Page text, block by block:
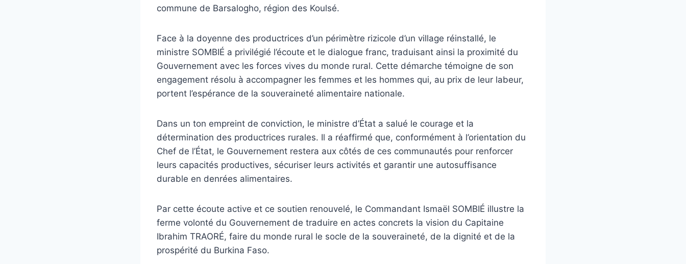
commune de Barsalogho, région des Koulsé.
Face à la doyenne des productrices d’un périmètre rizicole d’un village réinstallé, le
ministre SOMBIÉ a privilégié l’écoute et le dialogue franc, traduisant ainsi la proximité du
Gouvernement avec les forces vives du monde rural. Cette démarche témoigne de son
engagement résolu à accompagner les femmes et les hommes qui, au prix de leur labeur,
portent l’espérance de la souveraineté alimentaire nationale.
Dans un ton empreint de conviction, le ministre d’État a salué le courage et la
détermination des productrices rurales. Il a réaffirmé que, conformément à l’orientation du
Chef de l’État, le Gouvernement restera aux côtés de ces communautés pour renforcer
leurs capacités productives, sécuriser leurs activités et garantir une autosuffisance
durable en denrées alimentaires.
Par cette écoute active et ce soutien renouvelé, le Commandant Ismaël SOMBIÉ illustre la
ferme volonté du Gouvernement de traduire en actes concrets la vision du Capitaine
Ibrahim TRAORÉ, faire du monde rural le socle de la souveraineté, de la dignité et de la
prospérité du Burkina Faso.